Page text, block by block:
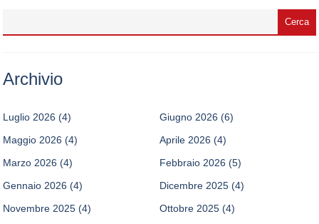
Archivio
Luglio 2026 (4) Giugno 2026 (6)
Maggio 2026 (4) Aprile 2026 (4)
Marzo 2026 (4) Febbraio 2026 (5)
Gennaio 2026 (4) Dicembre 2025 (4)
Novembre 2025 (4) Ottobre 2025 (4)